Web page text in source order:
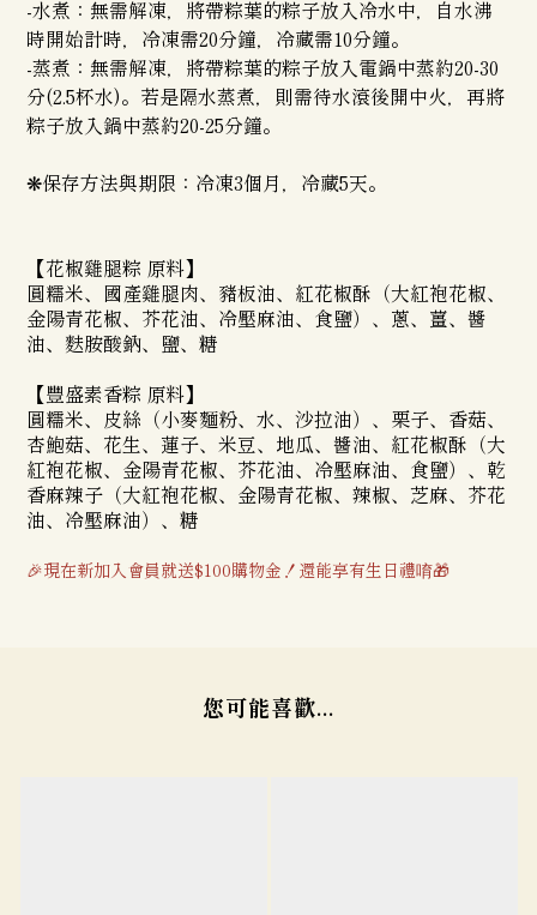
-水煮：無需解凍，將帶粽葉的粽子放入冷水中，自水沸
時開始計時，冷凍需20分鐘，冷藏需10分鐘。
-蒸煮：無需解凍，將帶粽葉的粽子放入電鍋中蒸約20-30
分(2.5杯水)。若是隔水蒸煮，則需待水滾後開中火，再將
粽子放入鍋中蒸約20-25分鐘。
❋保存方法與期限：冷凍3個月，冷藏5天。
【花椒雞腿粽 原料】
圓糯米、國產雞腿肉、豬板油、紅花椒酥（大紅袍花椒、
金陽青花椒、芥花油、冷壓麻油、食鹽）、蔥、薑、 醬
油、麩胺酸鈉、鹽、糖
【豐盛素香粽 原料】
圓糯米、皮絲（小麥麵粉、水、沙拉油）、栗子、香菇、
杏鮑菇、花生、蓮子、米豆、地瓜、醬油、紅花椒酥（大
紅袍花椒、金陽青花椒、芥花油、冷壓麻油、食鹽）、乾
香麻辣子（大紅袍花椒、金陽青花椒、辣椒、芝麻、芥花
油、冷壓麻油）、糖
🎉現在新加入會員就送$100購物金！還能享有生日禮唷🎁
您可能喜歡...